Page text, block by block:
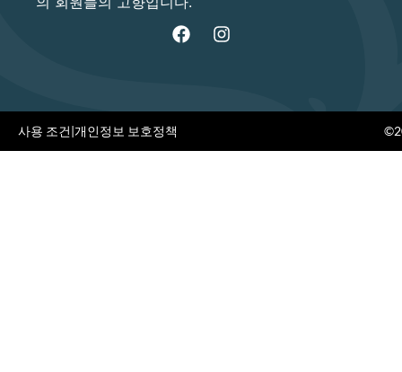
사용 조건|개인정보 보호정책